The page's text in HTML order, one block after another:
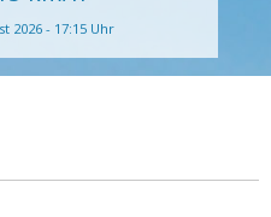
2026 - 17:15 Uhr